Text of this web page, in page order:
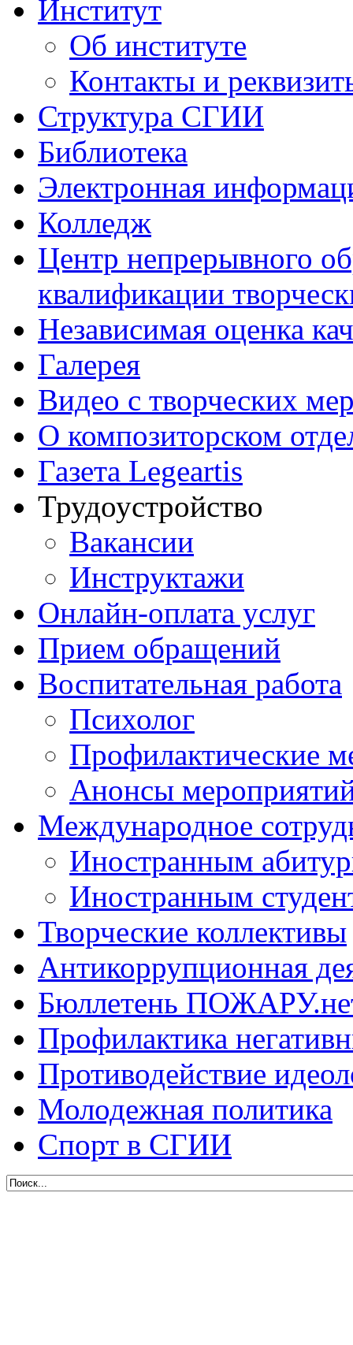
Институт
Об институте
Контакты и
Структура СГИИ
Библиотека
Электронная
Колледж
Центр непрерывного
квалификации
Независимая оценка
Галерея
Видео с творческих
О композиторском
Газета Legeartis
Трудоустройство
Вакансии
Инструктажи
Онлайн-оплата услуг
Прием обращений
Воспитательная работа
Психолог
Профилактические
Анонсы
Международное
Иностранным
Иностранным
Творческие коллективы
Антикоррупционная
Бюллетень
Профилактика
Противодействие
Молодежная политика
Спорт в СГИИ